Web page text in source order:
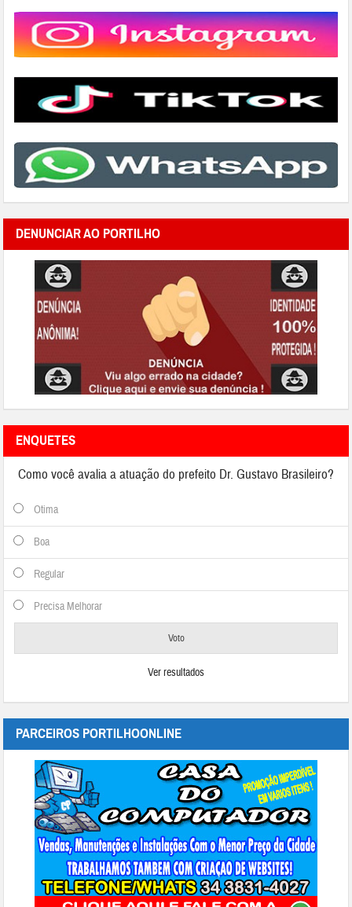
DENUNCIAR AO PORTILHO
ENQUETES
Como você avalia a atuação do prefeito Dr. Gustavo Brasileiro?
Otima
Boa
Regular
Precisa Melhorar
Ver resultados
PARCEIROS PORTILHOONLINE